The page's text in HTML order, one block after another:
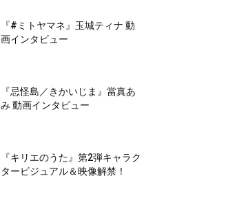
『#ミトヤマネ』玉城ティナ 動
画インタビュー
『忌怪島／きかいじま』當真あ
み 動画インタビュー
『キリエのうた』第2弾キャラク
タービジュアル＆映像解禁！